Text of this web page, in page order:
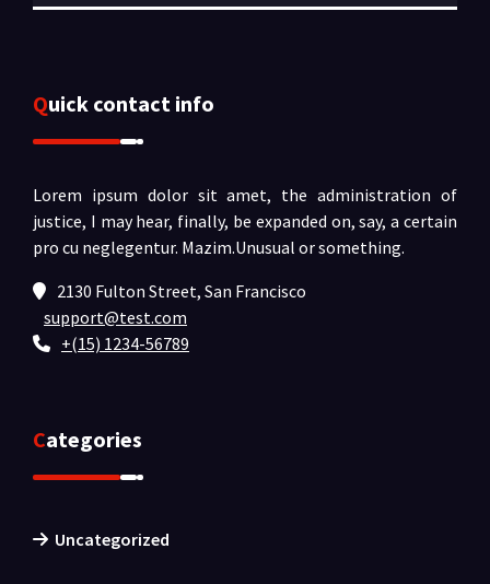
Quick contact info
Lorem ipsum dolor sit amet, the administration of
justice, I may hear, finally, be expanded on, say, a certain
pro cu neglegentur. Mazim.Unusual or something.
2130 Fulton Street, San Francisco
support@test.com
+(15) 1234-56789
Categories
Uncategorized